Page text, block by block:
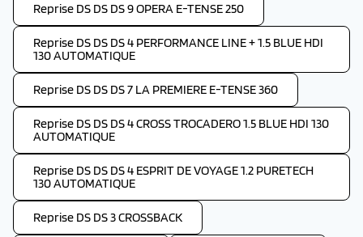
Reprise DS DS DS 9 OPERA E-TENSE 250
Reprise DS DS DS 4 PERFORMANCE LINE + 1.5 BLUE HDI
130 AUTOMATIQUE
Reprise DS DS DS 7 LA PREMIERE E-TENSE 360
Reprise DS DS DS 4 CROSS TROCADERO 1.5 BLUE HDI 130
AUTOMATIQUE
Reprise DS DS DS 4 ESPRIT DE VOYAGE 1.2 PURETECH
130 AUTOMATIQUE
Reprise DS DS 3 CROSSBACK